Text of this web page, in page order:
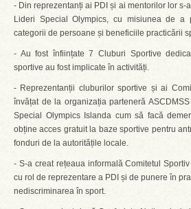
- Din reprezentanți ai PDI și ai mentorilor lor s-
Lideri Special Olympics, cu misiunea de a
categorii de persoane și beneficiile practicării
- Au fost înființate 7 Cluburi Sportive
sportive au fost implicate în activități.
- Reprezentanții cluburilor sportive și ai
învățat de la organizația parteneră
Special Olympics Islanda cum să facă
obține acces gratuit la baze sportive pentru
fonduri de la autoritățile locale.
- S-a creat rețeaua informală Comitetul
cu rol de reprezentare a PDI și de punere în
nediscriminarea în sport.